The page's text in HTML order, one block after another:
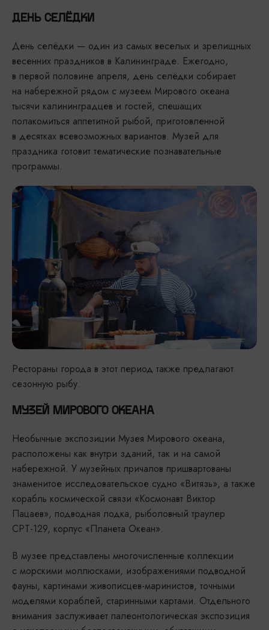
ДЕНЬ СЕЛЁДКИ
День селёдки — один из самых веселых и зрелищных
весенних праздников в Калининграде. Ежегодно,
в первой половине апреля, день селёдки собирает
на набережной рядом с музеем Мирового океана
тысячи калининградцев и гостей, спешащих
полакомиться аппетитной рыбой, приготовленной
в десятках всевозможных вариантов. Музей для
праздника готовит тематические познавательные
программы.
Рестораны города в этот период также предлагают
сезонную рыбу.
МУЗЕЙ МИРОВОГО ОКЕАНА
Необычные экспозиции Музея Мирового океана,
расположены как внутри зданий, так и на самой
набережной. У музейных причалов пришвартованы
знаменитое исследовательское судно «Витязь», а также
корабль космической связи «Космонавт Виктор
Пацаев», подводная лодка, рыболовный траулер
СРТ-129, корпус «Планета Океан».
В музее представлены многочисленные коллекции
с морскими моллюсками, изображениями подводной
фауны, картинами живописцев-маринистов, точными
моделями кораблей, старинными картами. Отдельного
внимания заслуживает палеонтологическая экспозиция